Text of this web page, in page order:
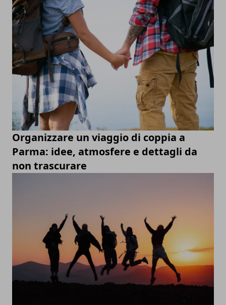
Organizzare un viaggio di coppia a
Parma: idee, atmosfere e dettagli da
non trascurare